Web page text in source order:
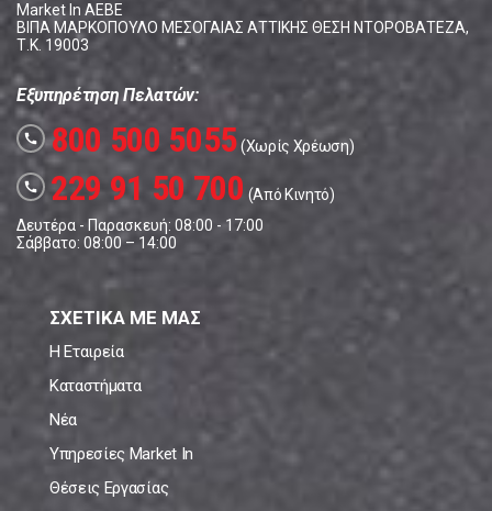
Market In ΑΕΒΕ
ΒΙΠΑ ΜΑΡΚΟΠΟΥΛΟ ΜΕΣΟΓΑΙΑΣ ΑΤΤΙΚΗΣ ΘΕΣΗ ΝΤΟΡΟΒΑΤΕΖΑ,
Τ.Κ. 19003
Εξυπηρέτηση Πελατών:
call 800 500 5055(Χωρίς Χρέωση)
call 229 91 50 700 (Από Κινητό)
Δευτέρα - Παρασκευή: 08:00 - 17:00
Σάββατο: 08:00 – 14:00
ΣΧΕΤΙΚΑ ΜΕ ΜΑΣ
Η Εταιρεία
Καταστήματα
Νέα
Υπηρεσίες Market In
Θέσεις Εργασίας